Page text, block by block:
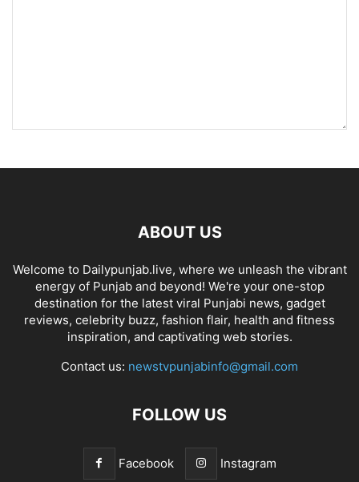
ABOUT US
Welcome to Dailypunjab.live, where we unleash the vibrant
energy of Punjab and beyond! We're your one-stop
destination for the latest viral Punjabi news, gadget
reviews, celebrity buzz, fashion flair, health and fitness
inspiration, and captivating web stories.
Contact us: newstvpunjabinfo@gmail.com
FOLLOW US
Facebook Instagram